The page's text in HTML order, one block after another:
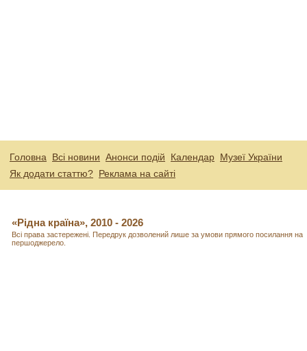
Головна Всі новини Анонси подій Календар Музеї України
Як додати статтю? Реклама на сайті
«Рідна країна», 2010 - 2026
Всі права застережені. Передрук дозволений лише за умови прямого посилання на
першоджерело.